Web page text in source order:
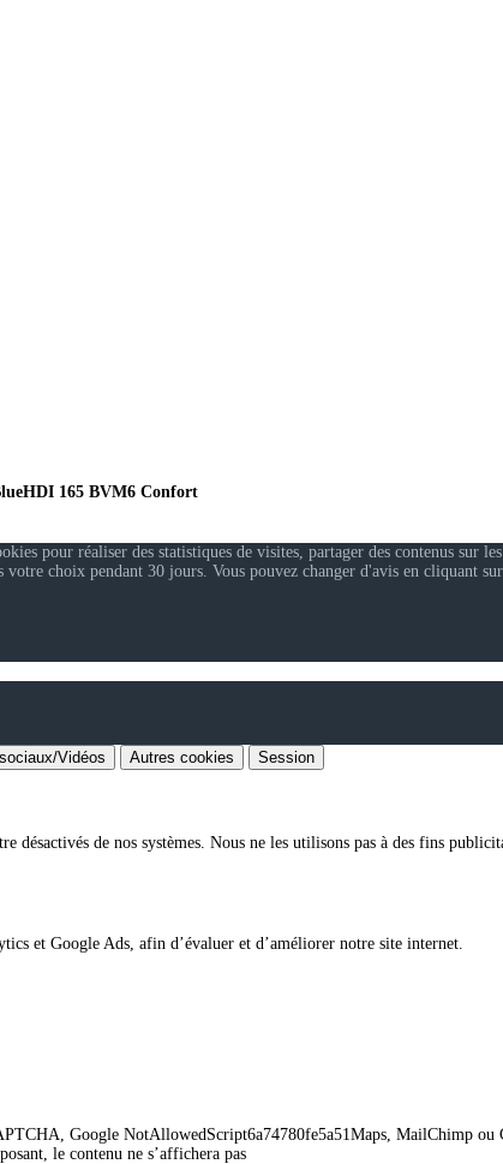
165 BVM6 Confort
pour réaliser des statistiques de visites, partager des contenus sur
choix pendant 30 jours. Vous pouvez changer d'avis en cliquant
Vidéos Autres cookies Session
désactivés de nos systèmes. Nous ne les utilisons pas à des fins
et Google Ads, afin d’évaluer et d’améliorer notre site internet.
Google NotAllowedScript6a74780fe5a51Maps, MailChimp ou
le contenu ne s’affichera pas